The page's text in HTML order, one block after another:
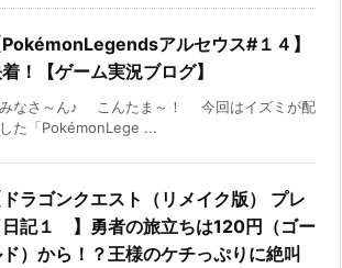
PokémonLegendsアルセウス#１４】
！【ゲーム実況ブログ】
なさ～ん♪ こんたま～！ 今回はイズミが配
た「PokémonLege ...
ドラゴンクエスト（リメイク版） プレ
日記１ 】勇者の旅立ちは120円（ゴー
）から！？王様のケチっぷりに絶叫